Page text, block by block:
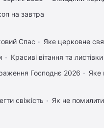
на завтра
Спас
Яке церковне
Красиві вітання та
Господнє 2026 Яке
свіжість
Як не